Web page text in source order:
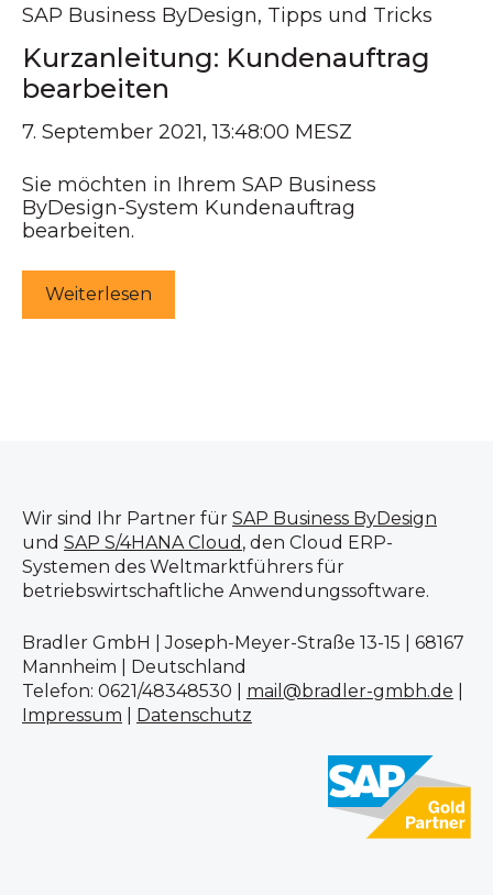
SAP Business ByDesign, Tipps und Tricks
Kurzanleitung: Kundenauftrag
bearbeiten
7. September 2021, 13:48:00 MESZ
Sie möchten in Ihrem SAP Business
ByDesign-System Kundenauftrag
bearbeiten.
Weiterlesen
Wir sind Ihr Partner für SAP Business ByDesign
und SAP S/4HANA Cloud , den Cloud ERP-
Systemen des Weltmarktführers für
betriebswirtschaftliche Anwendungssoftware.
Bradler GmbH | Joseph-Meyer-Straße 13-15 | 68167
Mannheim | Deutschland
Telefon: 0621/48348530 | mail@bradler-gmbh.de
Impressum
Datenschutz